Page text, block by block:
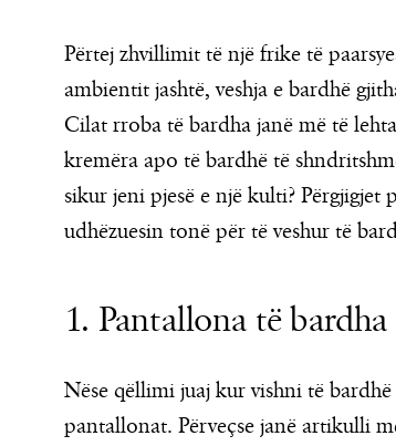
Përtej zhvillimit të një frike të
ambientit jashtë, veshja e bardhë
Cilat rroba të bardha janë më të
kremëra apo të bardhë të
sikur jeni pjesë e një kulti?
udhëzuesin tonë për të veshur të
1. Pantallona të bardha
Nëse qëllimi juaj kur vishni të
pantallonat. Përveçse janë artikulli